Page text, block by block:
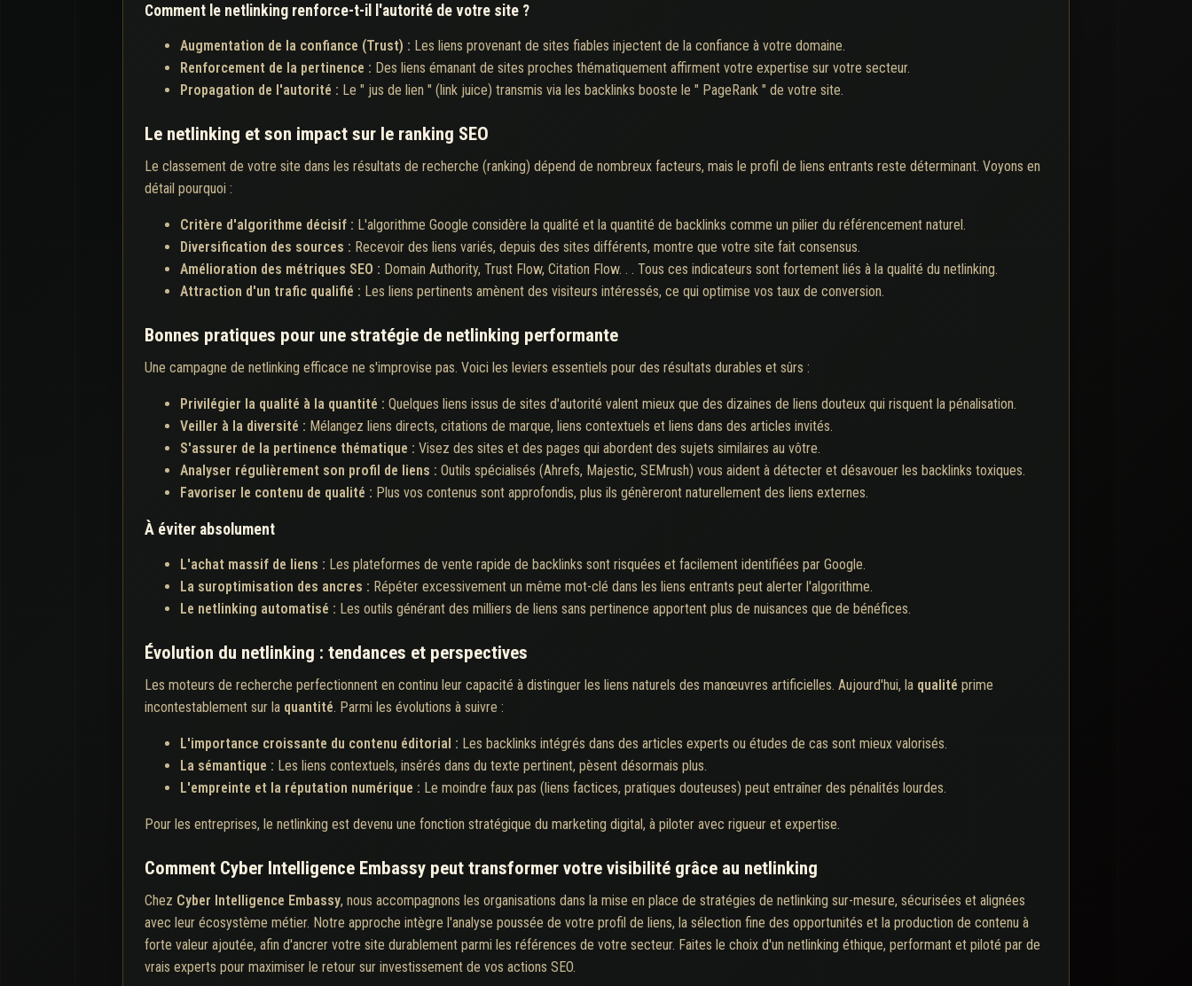
Comment le netlinking renforce-t-il l'autorité de votre site ?
Augmentation de la confiance (Trust) : Les liens provenant de sites fiables injectent de la confiance à votre domaine.
Renforcement de la pertinence : Des liens émanant de sites proches thématiquement affirment votre expertise sur votre secteur.
Propagation de l'autorité : Le " jus de lien " (link juice) transmis via les backlinks booste le " PageRank " de votre site.
Le netlinking et son impact sur le ranking SEO
Le classement de votre site dans les résultats de recherche (ranking) dépend de nombreux facteurs, mais le profil de liens entrants reste déterminant. Voyons en
détail pourquoi :
Critère d'algorithme décisif : L'algorithme Google considère la qualité et la quantité de backlinks comme un pilier du référencement naturel.
Diversification des sources : Recevoir des liens variés, depuis des sites différents, montre que votre site fait consensus.
Amélioration des métriques SEO : Domain Authority, Trust Flow, Citation Flow. . . Tous ces indicateurs sont fortement liés à la qualité du netlinking.
Attraction d'un trafic qualifié : Les liens pertinents amènent des visiteurs intéressés, ce qui optimise vos taux de conversion.
Bonnes pratiques pour une stratégie de netlinking performante
Une campagne de netlinking efficace ne s'improvise pas. Voici les leviers essentiels pour des résultats durables et sûrs :
Privilégier la qualité à la quantité : Quelques liens issus de sites d'autorité valent mieux que des dizaines de liens douteux qui risquent la pénalisation.
Veiller à la diversité : Mélangez liens directs, citations de marque, liens contextuels et liens dans des articles invités.
S'assurer de la pertinence thématique : Visez des sites et des pages qui abordent des sujets similaires au vôtre.
Analyser régulièrement son profil de liens : Outils spécialisés (Ahrefs, Majestic, SEMrush) vous aident à détecter et désavouer les backlinks toxiques.
Favoriser le contenu de qualité : Plus vos contenus sont approfondis, plus ils génèreront naturellement des liens externes.
À éviter absolument
L'achat massif de liens : Les plateformes de vente rapide de backlinks sont risquées et facilement identifiées par Google.
La suroptimisation des ancres : Répéter excessivement un même mot-clé dans les liens entrants peut alerter l'algorithme.
Le netlinking automatisé : Les outils générant des milliers de liens sans pertinence apportent plus de nuisances que de bénéfices.
Évolution du netlinking : tendances et perspectives
Les moteurs de recherche perfectionnent en continu leur capacité à distinguer les liens naturels des manœuvres artificielles. Aujourd'hui, la qualité prime
incontestablement sur la quantité. Parmi les évolutions à suivre :
L'importance croissante du contenu éditorial : Les backlinks intégrés dans des articles experts ou études de cas sont mieux valorisés.
La sémantique : Les liens contextuels, insérés dans du texte pertinent, pèsent désormais plus.
L'empreinte et la réputation numérique : Le moindre faux pas (liens factices, pratiques douteuses) peut entraîner des pénalités lourdes.
Pour les entreprises, le netlinking est devenu une fonction stratégique du marketing digital, à piloter avec rigueur et expertise.
Comment Cyber Intelligence Embassy peut transformer votre visibilité grâce au netlinking
Chez Cyber Intelligence Embassy, nous accompagnons les organisations dans la mise en place de stratégies de netlinking sur-mesure, sécurisées et alignées
avec leur écosystème métier. Notre approche intègre l'analyse poussée de votre profil de liens, la sélection fine des opportunités et la production de contenu à
forte valeur ajoutée, afin d'ancrer votre site durablement parmi les références de votre secteur. Faites le choix d'un netlinking éthique, performant et piloté par de
vrais experts pour maximiser le retour sur investissement de vos actions SEO.